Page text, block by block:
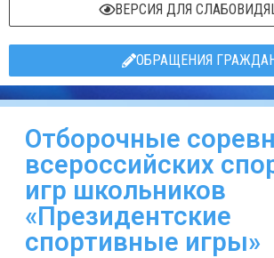
ВЕРСИЯ ДЛЯ
ОБРАЩЕНИЯ
Отборочные
всероссийских
игр школьников
«Президентские
спортивные игры»